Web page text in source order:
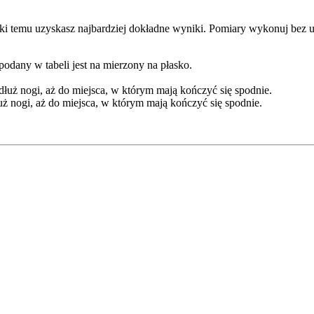
uzyskasz najbardziej dokładne wyniki. Pomiary wykonuj
w tabeli jest na mierzony na płasko.
nogi, aż do miejsca, w którym mają kończyć się spodnie.
nogi, aż do miejsca, w którym mają kończyć się spodnie.